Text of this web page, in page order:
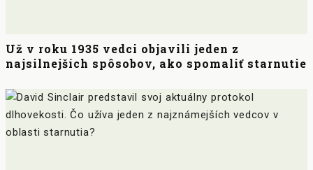
Už v roku 1935 vedci objavili jeden z
najsilnejších spôsobov, ako spomaliť starnutie